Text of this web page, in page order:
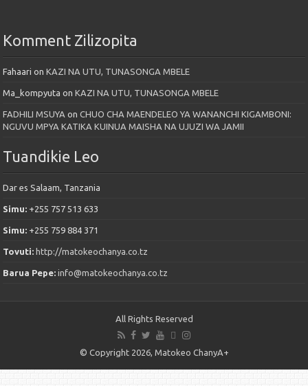
Komment Zilizopita
Fahaari onKAZI NA UTU, TUNASONGA MBELE
Ma_kompyuta onKAZI NA UTU, TUNASONGA MBELE
FADHILI MSUYA onCHUO CHA MAENDELEO YA WANANCHI KIGAMBONI:
NGUVU MPYA KATIKA KUINUA MAISHA NA UJUZI WA JAMII
Tuandikie Leo
Dar es Salaam, Tanzania
Simu: +255 757 513 633
Simu: +255 759 884 371
Tovuti: http://matokeochanya.co.tz
Barua Pepe:info@matokeochanya.co.tz
All Rights Reserved
© Copyright 2026, Matokeo ChanyA+